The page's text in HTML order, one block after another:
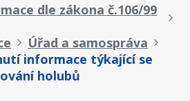
dle zákona č.106/99
Úřad a samospráva
informace týkající se
holubů